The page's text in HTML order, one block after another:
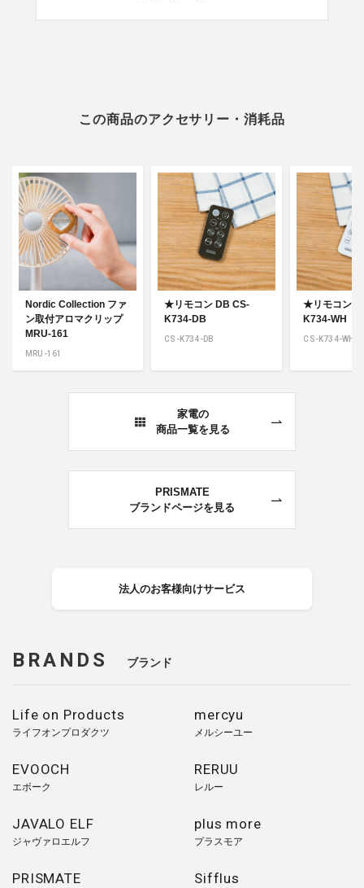
この商品のアクセサリー・消耗品
Nordic Collection ファ
ン取付アロマクリップ
MRU-161
MRU-161
★リモコン DB CS-
K734-DB
CS-K734-DB
★リモコン
K734-WH
CS-K734-WH
家電の
商品一覧を見る
PRISMATE
ブランドページを見る
法人のお客様向けサービス
BRANDS ブランド
Life on Products
ライフオンプロダクツ
mercyu
メルシーユー
EVOOCH
エボーク
RERUU
レルー
JAVALO ELF
ジャヴァロエルフ
plus more
プラスモア
PRISMATE Sifflus